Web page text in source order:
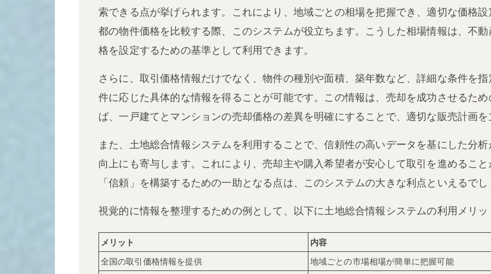
索できる点が挙げられます。これにより、地域ごとの相場を把握でき、適切な価格
都の物件価格を比較する際、このシステムが役立ちます。こうした相場情報は、不
格を設定するための基準として利用できます。
さらに、取引価格情報だけでなく、物件の種別や面積、築年数など、詳細な条件を
件に応じた具体的な情報を得ることが可能です。この情報は、売却を成功させるた
ば、一戸建てとマンションの売却価格の差異を明確にすることで、適切な販売計画を
また、土地総合情報システムを利用することで、信頼性の高いデータを基にした分
向上にも寄与します。これにより、売却主や購入希望者が安心して取引を進めるこ
「信頼」を構築するための一助となる点は、このシステムの大きな利点といえるでし
視覚的に情報を整理するための例として、以下に土地総合情報システムの利用メリ
メリット
内容
全国の取引価格情報を提供
地域ごとの市場相場が簡単に把握可能